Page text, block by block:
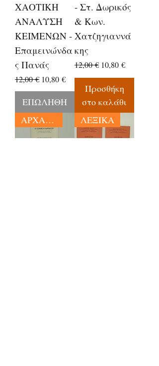
ΧΑΟΤΙΚΗ
ΑΝΑΛΥΣΗ
ΚΕΙΜΕΝΩΝ -
Επαμεινώνδα
ς Πανάς
Κανονική τιμή
12,00 € Τιμή Έκπτωσης
10,80 €
ΕΠΩΛΗΘΗ
- Στ. Δωρικός
& Κων.
Χατζηγιαννά
κης
Κανονική τιμή
12,00 € Τιμή Έκπτωσης
10,80 €
Προσθήκη
στο καλάθι
ΑΡΧΑΙΑ ΓΡΑΜΜΑΤΕΙΑ
ΛΕΞΙΚΑ